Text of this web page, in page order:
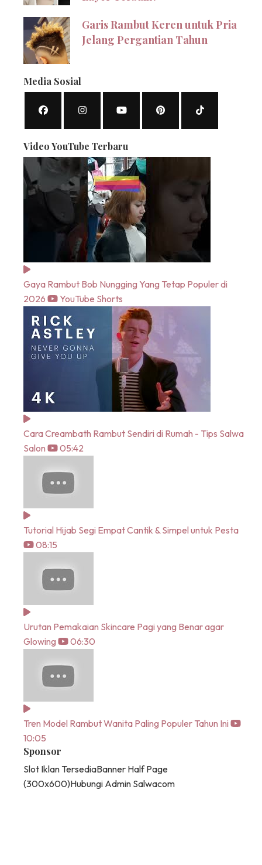
Garis Rambut Keren untuk Pria
Jelang Pergantian Tahun
Media Sosial
Video YouTube Terbaru
Gaya Rambut Bob Nungging Yang Tetap Populer di
2026
YouTube Shorts
Cara Creambath Rambut Sendiri di Rumah - Tips Salwa
Salon
05:42
Tutorial Hijab Segi Empat Cantik & Simpel untuk Pesta
08:15
Urutan Pemakaian Skincare Pagi yang Benar agar
Glowing
06:30
Tren Model Rambut Wanita Paling Populer Tahun Ini
10:05
Sponsor
Slot Iklan TersediaBanner Half Page
(300x600)Hubungi Admin Salwacom